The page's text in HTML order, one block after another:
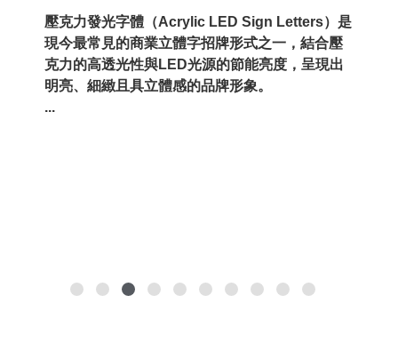
壓克力發光字體（Acrylic LED Sign Letters）是
現今最常見的商業立體字招牌形式之一，結合壓
克力的高透光性與LED光源的節能亮度，呈現出
明亮、細緻且具立體感的品牌形象。
...